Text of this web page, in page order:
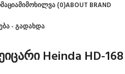
ᲛᲘᲛᲝᲮᲘᲚᲕᲐ (0)ABOUT BRAND
- ᲒᲐᲓᲐᲮᲓᲐ
Heinda HD-168